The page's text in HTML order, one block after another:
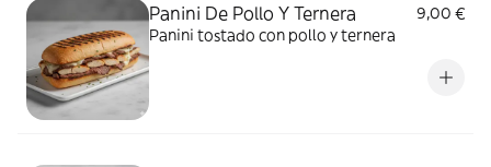
Panini De Pollo Y Ternera
9,00 €
Panini tostado con pollo y ternera